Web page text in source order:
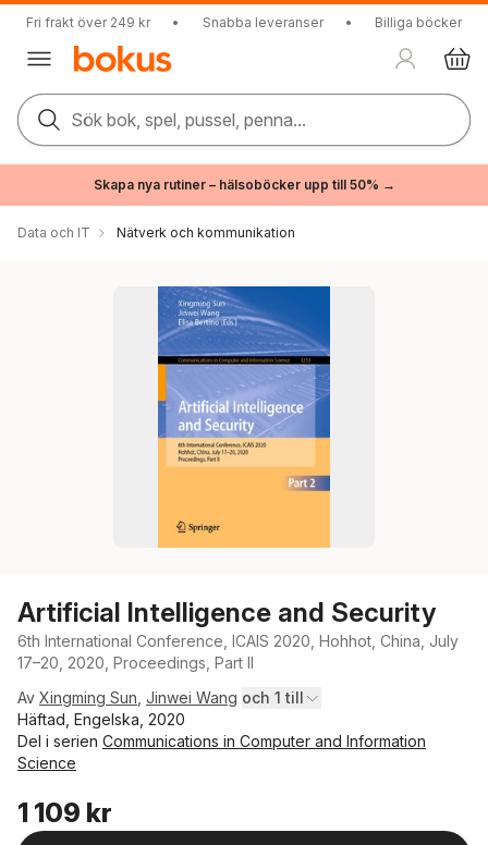
Fri frakt över 249 kr • Snabba leveranser • Billiga böcker
Sök bok, spel, pussel, penna...
Skapa nya rutiner – hälsoböcker upp till 50% →
Data och IT Nätverk och kommunikation
Artificial Intelligence and Security
6th International Conference, ICAIS 2020, Hohhot, China, July
17–20, 2020, Proceedings, Part II
Av Xingming Sun Jinwei Wang och 1 till
Häftad, Engelska, 2020
Del i serien Communications in Computer and Information
Science
1 109 kr